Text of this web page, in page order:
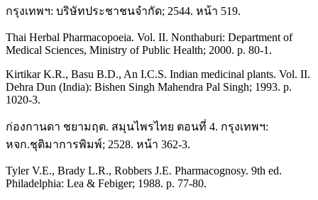
กรุงเทพฯ: บริษัทประชาชนจำกัด; 2544. หน้า 519.
Thai Herbal Pharmacopoeia. Vol. II. Nonthaburi: Department of
Medical Sciences, Ministry of Public Health; 2000. p. 80-1.
Kirtikar K.R., Basu B.D., An I.C.S. Indian medicinal plants. Vol. II.
Dehra Dun (India): Bishen Singh Mahendra Pal Singh; 1993. p.
1020-3.
ก่องกานดา ชยามฤต. สมุนไพรไทย ตอนที่ 4. กรุงเทพฯ:
หจก.ชุติมาการพิมพ์; 2528. หน้า 362-3.
Tyler V.E., Brady L.R., Robbers J.E. Pharmacognosy. 9th ed.
Philadelphia: Lea & Febiger; 1988. p. 77-80.